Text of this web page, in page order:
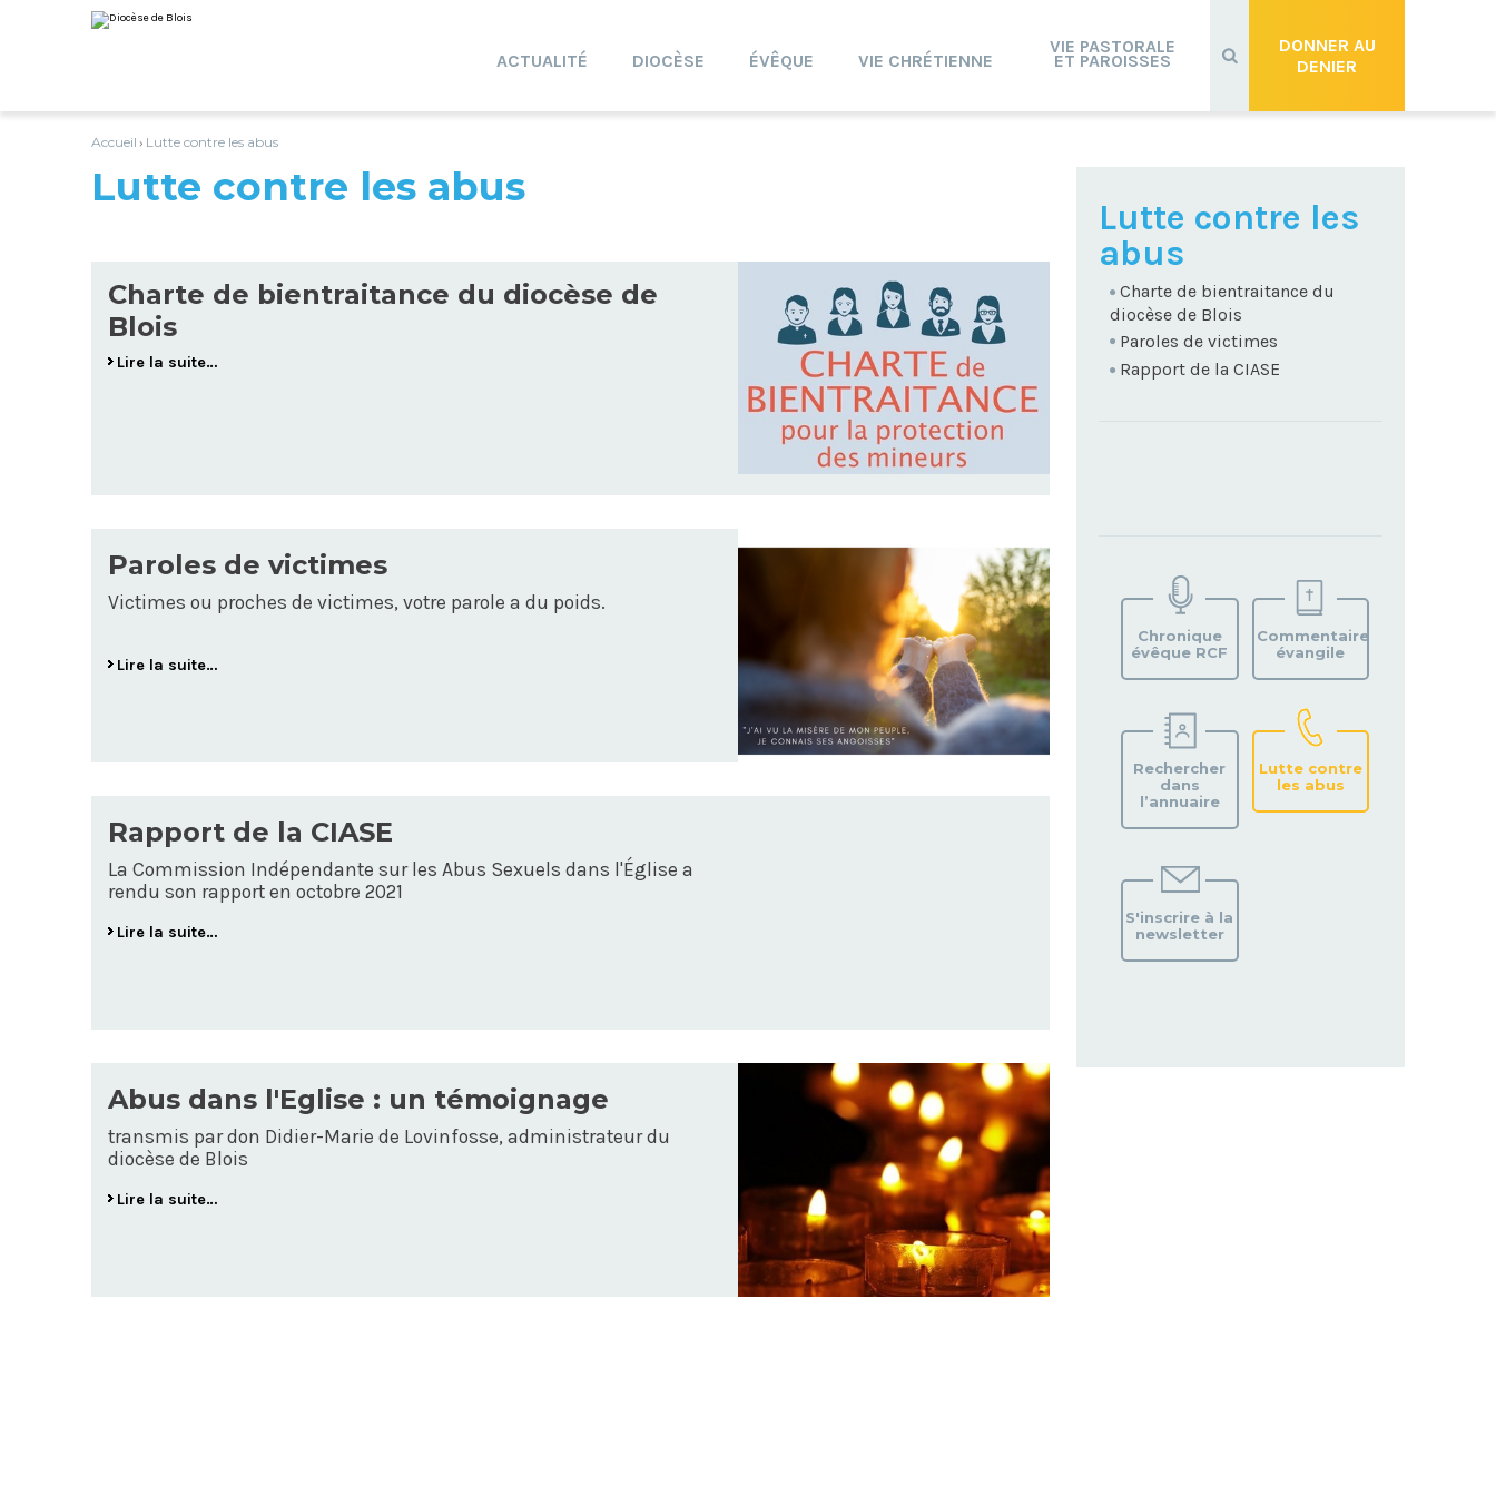
au
contenu.
personnels
DONNER AU
DENIER
ACTUALITÉ DIOCÈSE ÉVÊQUE VIE CHRÉTIENNE
VIE PASTORALE
ET PAROISSES
Accueil › Lutte contre les abus
Lutte contre les abus
Charte de bientraitance du diocèse de
Blois
Lire la suite…
Paroles de victimes
Victimes ou proches de victimes, votre parole a du poids.
Lire la suite…
Rapport de la CIASE
La Commission Indépendante sur les Abus Sexuels dans l'Église a
rendu son rapport en octobre 2021
Lire la suite…
Abus dans l'Eglise : un témoignage
transmis par don Didier-Marie de Lovinfosse, administrateur du
diocèse de Blois
Lire la suite…
NAVIGATION
Lutte contre les
abus
Charte de bientraitance du
diocèse de Blois
Paroles de victimes
Rapport de la CIASE
VOTRE
PAROISSE
Chronique
évêque RCF
Commentaire
évangile
Rechercher
dans
l’annuaire
Lutte contre
les abus
S'inscrire à la
newsletter